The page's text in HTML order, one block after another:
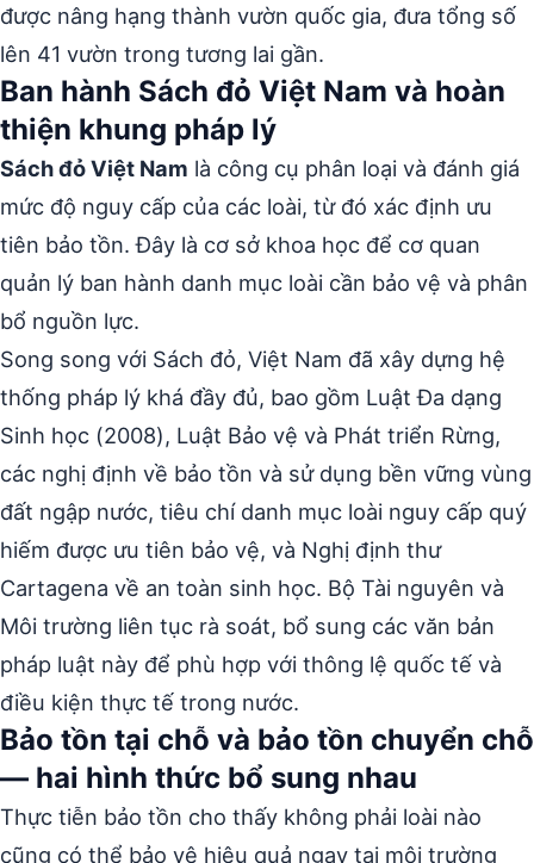
được nâng hạng thành vườn quốc gia, đưa tổng số
lên 41 vườn trong tương lai gần.
Ban hành Sách đỏ Việt Nam và hoàn
thiện khung pháp lý
Sách đỏ Việt Nam là công cụ phân loại và đánh giá
mức độ nguy cấp của các loài, từ đó xác định ưu
tiên bảo tồn. Đây là cơ sở khoa học để cơ quan
quản lý ban hành danh mục loài cần bảo vệ và phân
bổ nguồn lực.
Song song với Sách đỏ, Việt Nam đã xây dựng hệ
thống pháp lý khá đầy đủ, bao gồm Luật Đa dạng
Sinh học (2008), Luật Bảo vệ và Phát triển Rừng,
các nghị định về bảo tồn và sử dụng bền vững vùng
đất ngập nước, tiêu chí danh mục loài nguy cấp quý
hiếm được ưu tiên bảo vệ, và Nghị định thư
Cartagena về an toàn sinh học. Bộ Tài nguyên và
Môi trường liên tục rà soát, bổ sung các văn bản
pháp luật này để phù hợp với thông lệ quốc tế và
điều kiện thực tế trong nước.
Bảo tồn tại chỗ và bảo tồn chuyển chỗ
— hai hình thức bổ sung nhau
Thực tiễn bảo tồn cho thấy không phải loài nào
cũng có thể bảo vệ hiệu quả ngay tại môi trường